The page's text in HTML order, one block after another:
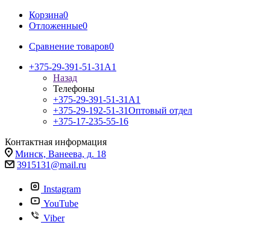
Корзина0
Отложенные0
Сравнение товаров0
+375-29-391-51-31 A1
Назад
Телефоны
+375-29-391-51-31 A1
+375-29-192-51-31Оптовый отдел
+375-17-235-55-16
Контактная информация
Минск, Ванеева, д. 18
3915131@mail.ru
Instagram
YouTube
Viber